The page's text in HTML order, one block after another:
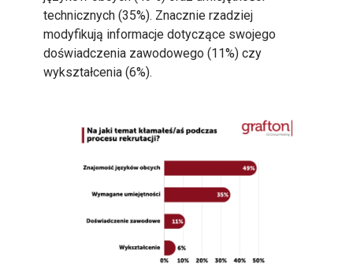
technicznych (35%). Znacznie rzadziej
modyfikują informacje dotyczące swojego
doświadczenia zawodowego (11%) czy
wykształcenia (6%).